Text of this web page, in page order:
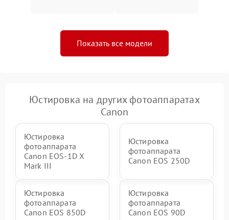
Показать все модели
Юстировка на других фотоаппаратах
Canon
Юстировка
фотоаппарата
Canon EOS‑1D X
Mark III
Юстировка
фотоаппарата
Canon EOS 250D
Юстировка
фотоаппарата
Canon EOS 850D
Юстировка
фотоаппарата
Canon EOS 90D